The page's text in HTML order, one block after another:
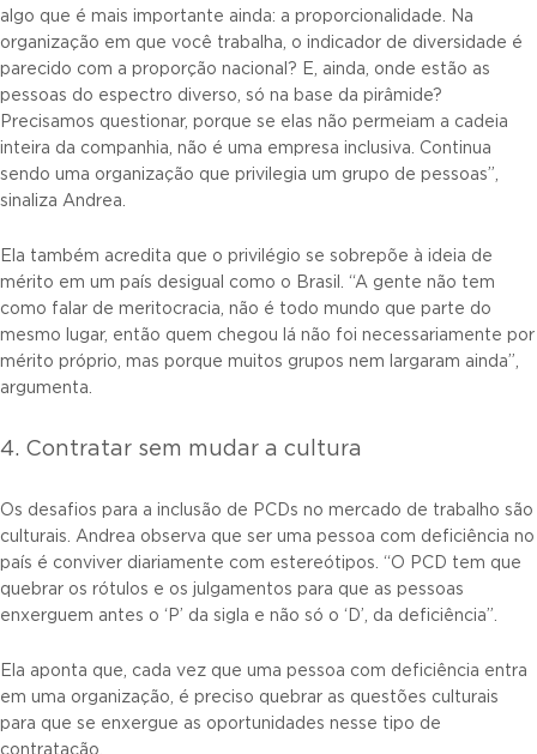
algo que é mais importante ainda: a proporcionalidade. Na
organização em que você trabalha, o indicador de diversidade é
parecido com a proporção nacional? E, ainda, onde estão as
pessoas do espectro diverso, só na base da pirâmide?
Precisamos questionar, porque se elas não permeiam a cadeia
inteira da companhia, não é uma empresa inclusiva. Continua
sendo uma organização que privilegia um grupo de pessoas”,
sinaliza Andrea.
Ela também acredita que o privilégio se sobrepõe à ideia de
mérito em um país desigual como o Brasil. “A gente não tem
como falar de meritocracia, não é todo mundo que parte do
mesmo lugar, então quem chegou lá não foi necessariamente por
mérito próprio, mas porque muitos grupos nem largaram ainda”,
argumenta.
4. Contratar sem mudar a cultura
Os desafios para a inclusão de PCDs no mercado de trabalho são
culturais. Andrea observa que ser uma pessoa com deficiência no
país é conviver diariamente com estereótipos. “O PCD tem que
quebrar os rótulos e os julgamentos para que as pessoas
enxerguem antes o ‘P’ da sigla e não só o ‘D’, da deficiência”.
Ela aponta que, cada vez que uma pessoa com deficiência entra
em uma organização, é preciso quebrar as questões culturais
para que se enxergue as oportunidades nesse tipo de
contratação.